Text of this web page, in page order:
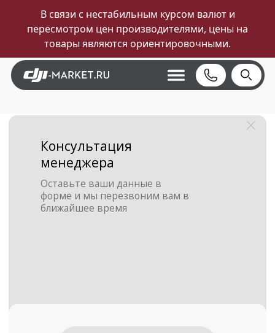
Для быстрой связи — пишите в Telegram, оформим
заказ за 5 минут. WhatsApp может работать с
перебоями. →
менеджера
форме и мы перезвоним вам в
ближайшее время